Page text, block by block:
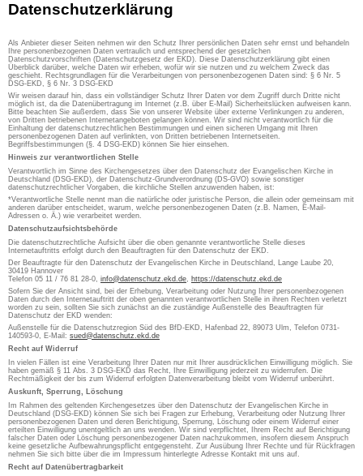
Datenschutzerklärung
Als Anbieter dieser Seiten nehmen wir den Schutz Ihrer persönlichen Daten sehr ernst und behandeln
Ihre personenbezogenen Daten vertraulich und entsprechend der gesetzlichen
Datenschutzvorschriften (Datenschutzgesetz der EKD). Diese Datenschutzerklärung gibt einen
Überblick darüber, welche Daten wir erheben, wofür wir sie nutzen und zu welchem Zweck das
geschieht. Rechtsgrundlagen für die Verarbeitungen von personenbezogenen Daten sind: § 6 Nr. 5
DSG-EKD, § 6 Nr. 3 DSG-EKD
Wir weisen darauf hin, dass ein vollständiger Schutz Ihrer Daten vor dem Zugriff durch Dritte nicht
möglich ist, da die Datenübertragung im Internet (z.B. über E-Mail) Sicherheitslücken aufweisen kann.
Bitte beachten Sie außerdem, dass Sie von unserer Website über externe Verlinkungen zu anderen,
von Dritten betriebenen Internetangeboten gelangen können. Wir sind nicht verantwortlich für die
Einhaltung der datenschutzrechtlichen Bestimmungen und einen sicheren Umgang mit Ihren
personenbezogenen Daten auf verlinkten, von Dritten betriebenen Internetseiten.
Begriffsbestimmungen (§. 4 DSG-EKD) können Sie hier einsehen.
Hinweis zur verantwortlichen Stelle
Verantwortlich im Sinne des Kirchengesetzes über den Datenschutz der Evangelischen Kirche in
Deutschland (DSG-EKD), der Datenschutz-Grundverordnung (DS-GVO) sowie sonstiger
datenschutzrechtlicher Vorgaben, die kirchliche Stellen anzuwenden haben, ist:
*Verantwortliche Stelle nennt man die natürliche oder juristische Person, die allein oder gemeinsam mit
anderen darüber entscheidet, warum, welche personenbezogenen Daten (z.B. Namen, E-Mail-
Adressen o. Ä.) wie verarbeitet werden.
Datenschutzaufsichtsbehörde
Die datenschutzrechtliche Aufsicht über die oben genannte verantwortliche Stelle dieses
Internetauftritts erfolgt durch den Beauftragten für den Datenschutz der EKD.
Der Beauftragte für den Datenschutz der Evangelischen Kirche in Deutschland, Lange Laube 20,
30419 Hannover
Telefon 05 11 / 76 81 28-0, info@datenschutz.ekd.de, https://datenschutz.ekd.de
Sofern Sie der Ansicht sind, bei der Erhebung, Verarbeitung oder Nutzung Ihrer personenbezogenen
Daten durch den Internetauftritt der oben genannten verantwortlichen Stelle in ihren Rechten verletzt
worden zu sein, sollten Sie sich zunächst an die zuständige Außenstelle des Beauftragten für
Datenschutz der EKD wenden:
Außenstelle für die Datenschutzregion Süd des BfD-EKD, Hafenbad 22, 89073 Ulm, Telefon 0731-
140593-0, E-Mail: sued@datenschutz.ekd.de
Recht auf Widerruf
In vielen Fällen ist eine Verarbeitung Ihrer Daten nur mit Ihrer ausdrücklichen Einwilligung möglich. Sie
haben gemäß § 11 Abs. 3 DSG-EKD das Recht, Ihre Einwilligung jederzeit zu widerrufen. Die
Rechtmäßigkeit der bis zum Widerruf erfolgten Datenverarbeitung bleibt vom Widerruf unberührt.
Auskunft, Sperrung, Löschung
Im Rahmen des geltenden Kirchengesetzes über den Datenschutz der Evangelischen Kirche in
Deutschland (DSG-EKD) können Sie sich bei Fragen zur Erhebung, Verarbeitung oder Nutzung Ihrer
personenbezogenen Daten und deren Berichtigung, Sperrung, Löschung oder einem Widerruf einer
erteilten Einwilligung unentgeltlich an uns wenden. Wir sind verpflichtet, Ihrem Recht auf Berichtigung
falscher Daten oder Löschung personenbezogener Daten nachzukommen, insofern diesem Anspruch
keine gesetzliche Aufbewahrungspflicht entgegensteht. Zur Ausübung Ihrer Rechte und für Rückfragen
nehmen Sie sich bitte über die im Impressum hinterlegte Adresse Kontakt mit uns auf.
Recht auf Datenübertragbarkeit